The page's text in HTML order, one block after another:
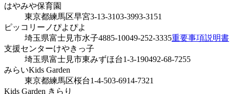
はやみや保育園
東京都練馬区早宮3-13-3103-3993-3151
ピッコリーノぴよぴよ
埼玉県富士見市水子4885-10049-252-3335重要事項説明書
支援センターけやきっ子
埼玉県富士見市東みずほ台1-3-190492-68-7255
みらいKids Garden
東京都練馬区桜台1-4-503-6914-7321
Kids Garden きらり